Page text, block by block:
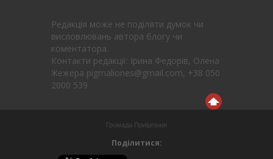
Редакція може не поділяти думок чи
висловлювань автора блогу чи
коментатора.
Контакти редакції: Ірина Федорів, Олена
Жежера pigmaliones@gmail.com, +38 050
2000 539
Громада Приірпіння
Поділитися: